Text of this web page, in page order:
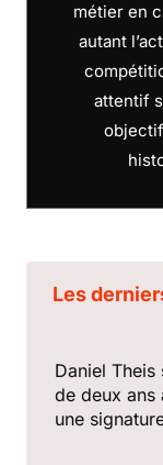
métier en
autant
attentif
Les
Daniel
de deux ans
une